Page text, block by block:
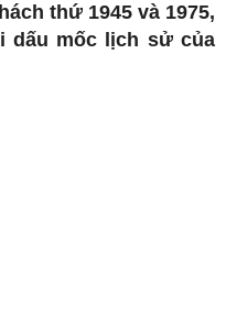
thứ 1945 và 1975,
dấu mốc lịch sử của